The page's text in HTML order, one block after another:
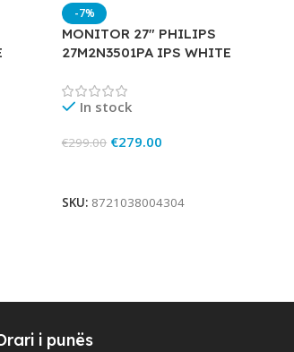
-7%
MONITOR 27″ PHILIPS
27M2N3501PA IPS WHITE
In stock
€299.00 €279.00
SKU: 8721038004304
i punës